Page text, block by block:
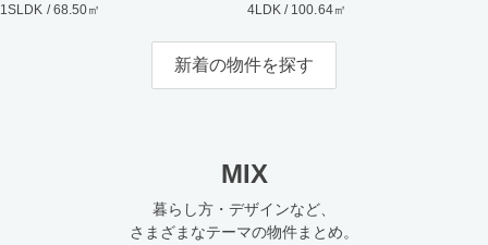
1SLDK / 68.50㎡
4LDK / 100.64㎡
新着の物件を探す
MIX
暮らし方・デザインなど、
さまざまなテーマの物件まとめ。